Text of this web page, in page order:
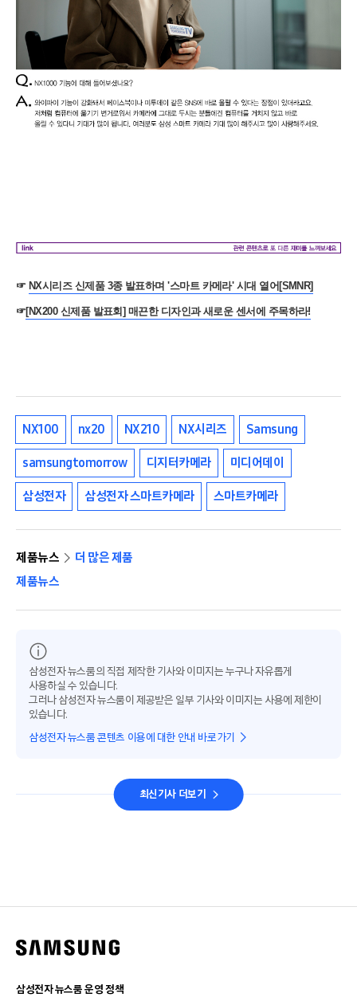
☞ NX시리즈 신제품 3종 발표하며 '스마트 카메라' 시대 열어[SMNR]
☞[NX200 신제품 발표회] 매끈한 디자인과 새로운 센서에 주목하라!
NX100 nx20 NX210 NX시리즈 Samsung
samsungtomorrow 디지터카메라 미디어데이
삼성전자 삼성전자 스마트카메라 스마트카메라
제품뉴스
더 많은 제품
제품뉴스
삼성전자 뉴스룸의 직접 제작한 기사와 이미지는 누구나 자유롭게
사용하실 수 있습니다.
그러나 삼성전자 뉴스룸이 제공받은 일부 기사와 이미지는 사용에 제한이
있습니다.
삼성전자 뉴스룸 콘텐츠 이용에 대한 안내 바로가기
최신기사 더보기
삼성전자 뉴스룸 운영 정책